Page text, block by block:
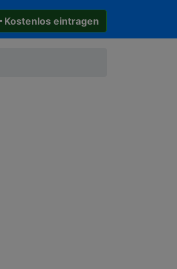
Kostenlos eintragen